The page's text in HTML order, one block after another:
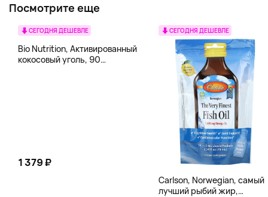
Посмотрите еще
СЕГОДНЯ ДЕШЕВЛЕ
Bio Nutrition, Активированный
кокосовый уголь, 90
1 379 ₽
СЕГОДНЯ ДЕШЕВЛЕ
Carlson, Norwegian, самый
лучший рыбий жир,